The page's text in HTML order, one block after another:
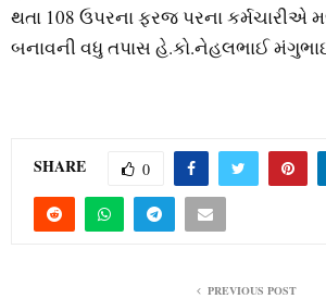
થતા 108 ઉપરના ફરજ પરના કર્મચારીએ
બનાવની વધુ તપાસ હે.કો.નેહલભાઈ
SHARE 0
PREVIOUS POST